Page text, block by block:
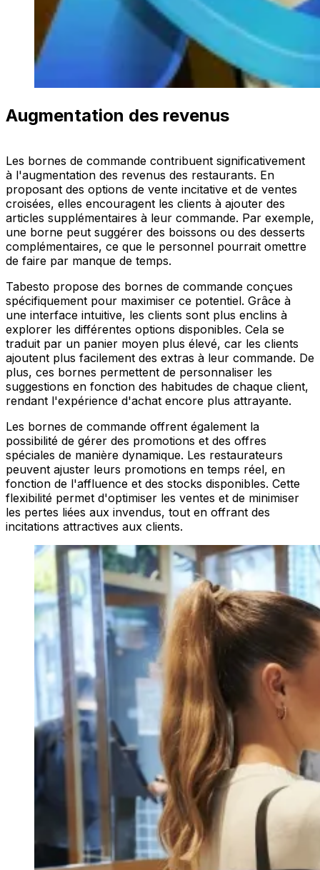
Augmentation des revenus
Les bornes de commande contribuent significativement
à l'augmentation des revenus des restaurants. En
proposant des options de vente incitative et de ventes
croisées, elles encouragent les clients à ajouter des
articles supplémentaires à leur commande. Par exemple,
une borne peut suggérer des boissons ou des desserts
complémentaires, ce que le personnel pourrait omettre
de faire par manque de temps.
Tabesto propose des bornes de commande conçues
spécifiquement pour maximiser ce potentiel. Grâce à
une interface intuitive, les clients sont plus enclins à
explorer les différentes options disponibles. Cela se
traduit par un panier moyen plus élevé, car les clients
ajoutent plus facilement des extras à leur commande. De
plus, ces bornes permettent de personnaliser les
suggestions en fonction des habitudes de chaque client,
rendant l'expérience d'achat encore plus attrayante.
Les bornes de commande offrent également la
possibilité de gérer des promotions et des offres
spéciales de manière dynamique. Les restaurateurs
peuvent ajuster leurs promotions en temps réel, en
fonction de l'affluence et des stocks disponibles. Cette
flexibilité permet d'optimiser les ventes et de minimiser
les pertes liées aux invendus, tout en offrant des
incitations attractives aux clients.